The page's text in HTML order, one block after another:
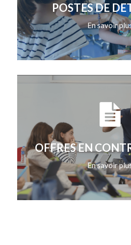
POSTES DE
En savoir
OFFRES EN
En savoir